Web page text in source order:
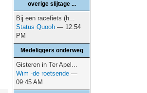
overige slijtage ...
Bij een racefiets (h...
Status Quooh — 12:54
PM
Medeliggers onderweg
Gisteren in Ter Apel...
Wim -de roetsende —
09:45 AM